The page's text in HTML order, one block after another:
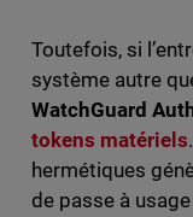
Toutefois, si
système autre
WatchGuard
tokens matériels
hermétiques
de passe à